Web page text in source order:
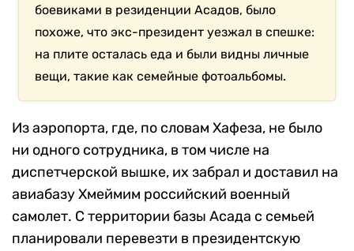
боевиками в резиденции Асадов, было
похоже, что экс-президент уезжал в спешке:
на плите осталась еда и были видны личные
вещи, такие как семейные фотоальбомы.
Из аэропорта, где, по словам Хафеза, не было
ни одного сотрудника, в том числе на
диспетчерской вышке, их забрал и доставил на
авиабазу Хмеймим российский военный
самолет. С территории базы Асада с семьей
планировали перевезти в президентскую